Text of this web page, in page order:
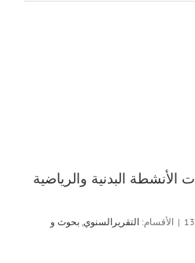
البدنية والرياضية
| الأقسام: التقريرالسنوي, بحوث و